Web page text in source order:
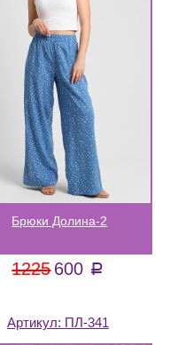
Брюки Долина-2
1225 600 a
Артикул: ПЛ-341